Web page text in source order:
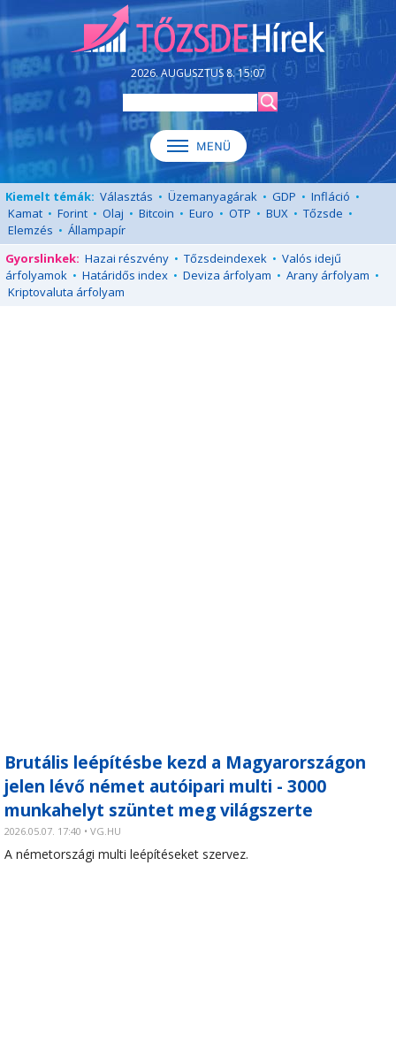
2026. AUGUSZTUS 8. 15:07
Kiemelt témák: Választás • Üzemanyagárak • GDP • Infláció •
Kamat • Forint • Olaj • Bitcoin • Euro • OTP • BUX • Tőzsde •
Elemzés • Állampapír
Gyorslinkek: Hazai részvény • Tőzsdeindexek • Valós idejű
árfolyamok • Határidős index • Deviza árfolyam • Arany árfolyam •
Kriptovaluta árfolyam
Brutális leépítésbe kezd a Magyarországon
jelen lévő német autóipari multi - 3000
munkahelyt szüntet meg világszerte
2026.05.07. 17:40 • VG.HU
A németországi multi leépítéseket szervez.